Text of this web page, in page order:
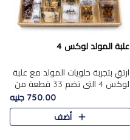
علبة المولد لوكس 4
ارتقِ بتجربة حلويات المولد مع علبة
لوكس 4 التي تضم 33 قطعة من
تشكيلة فاخرة ومتنوعة من أشهر
الأصناف الشرقية. تحتوي العلبة على
الجزرية بالفول،..
750.00 جنيه
أضف